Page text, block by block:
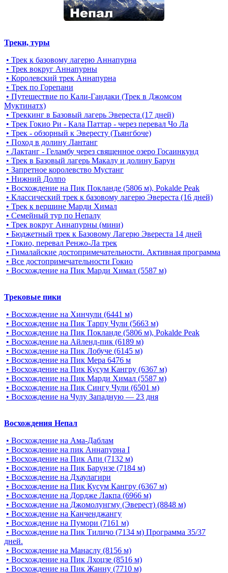
Треки, туры
• Трек к базовому лагерю Аннапурна
• Трек вокруг Аннапурны
• Королевский трек Аннапурна
• Трек по Горепани
• Путешествие по Кали-Гандаки (Трек в Джомсом
Муктинатх)
• Треккинг в Базовый лагерь Эвереста (17 дней)
• Трек Гокио Ри - Кала Паттар - через перевал Чо Ла
• Трек - обзорный к Эвересту (Тьянгбоче)
• Поход в долину Лантанг
• Лактанг - Геламбу через священное озеро Госаинкунд
• Трек в Базовый лагерь Макалу и долину Барун
• Запретное королевство Мустанг
• Нижний Долпо
• Восхождение на Пик Покланде (5806 м), Pokalde Peak
• Классический трек к базовому лагерю Эвереста (16 дней)
• Трек к вершине Марди Химал
• Семейный тур по Непалу
• Трек вокруг Аннапурны (мини)
• Бюджетный трек к Базовому Лагерю Эвереста 14 дней
• Гокио, перевал Ренжо-Ла трек
• Гималайские достопримечательности. Активная программа
• Все достопримечательности Гокио
• Восхождение на Пик Марди Химал (5587 м)
Трековые пики
• Восхождение на Хинчули (6441 м)
• Восхождение на Пик Тарпу Чули (5663 м)
• Восхождение на Пик Покланде (5806 м), Pokalde Peak
• Восхождение на Айленд-пик (6189 м)
• Восхождение на Пик Лобуче (6145 м)
• Восхождение на Пик Мера 6476 м
• Восхождение на Пик Кусум Кангру (6367 м)
• Восхождение на Пик Марди Химал (5587 м)
• Восхождение на Пик Сингу Чули (6501 м)
• Восхождение на Чулу Западную — 23 дня
Восхождения Непал
• Восхождение на Ама-Даблам
• Восхождение на пик Аннапурна I
• Восхождение на Пик Апи (7132 м)
• Восхождение на Пик Барунзе (7184 м)
• Восхождение на Дхаулагири
• Восхождение на Пик Кусум Кангру (6367 м)
• Восхождение на Дордже Лакпа (6966 м)
• Восхождение на Джомолунгму (Эверест) (8848 м)
• Восхождение на Канченджангу
• Восхождение на Пумори (7161 м)
• Восхождение на Пик Тиличо (7134 м) Программа 35/37
дней.
• Восхождение на Манаслу (8156 м)
• Восхождение на Пик Лхоцзе (8516 м)
• Восхождение на Пик Жанну (7710 м)